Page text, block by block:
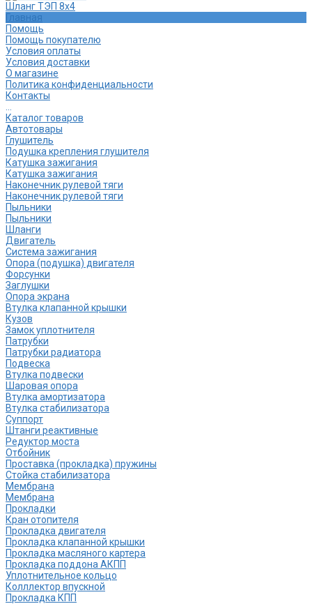
Шланг ТЭП 8х4
Главная
Помощь
Помощь покупателю
Условия оплаты
Условия доставки
О магазине
Политика конфиденциальности
Контакты
...
Каталог товаров
Автотовары
Глушитель
Подушка крепления глушителя
Катушка зажигания
Катушка зажигания
Наконечник рулевой тяги
Наконечник рулевой тяги
Пыльники
Пыльники
Шланги
Двигатель
Система зажигания
Опора (подушка) двигателя
Форсунки
Заглушки
Опора экрана
Втулка клапанной крышки
Кузов
Замок уплотнителя
Патрубки
Патрубки радиатора
Подвеска
Втулка подвески
Шаровая опора
Втулка амортизатора
Втулка стабилизатора
Cуппорт
Штанги реактивные
Редуктор моста
Отбойник
Проставка (прокладка) пружины
Стойка стабилизатора
Мембрана
Мембрана
Прокладки
Кран отопителя
Прокладка двигателя
Прокладка клапанной крышки
Прокладка масляного картера
Прокладка поддона АКПП
Уплотнительное кольцо
Колллектор впускной
Прокладка КПП